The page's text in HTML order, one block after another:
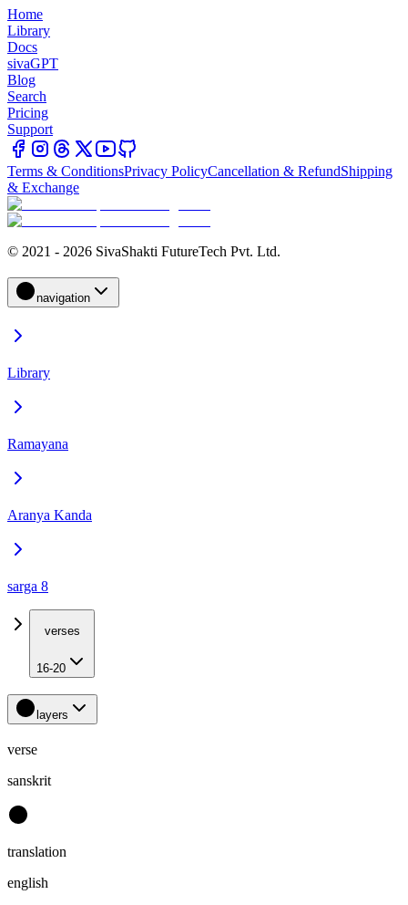
Home
Library
Docs
sivaGPT
Blog
Search
Pricing
Support
Terms & ConditionsPrivacy PolicyCancellation & RefundShipping
& Exchange
© 2021 - 2026 SivaShakti FutureTech Pvt. Ltd.
navigation
Library
Ramayana
Aranya Kanda
sarga 8
verses
16-20
layers
verse
sanskrit
translation
english